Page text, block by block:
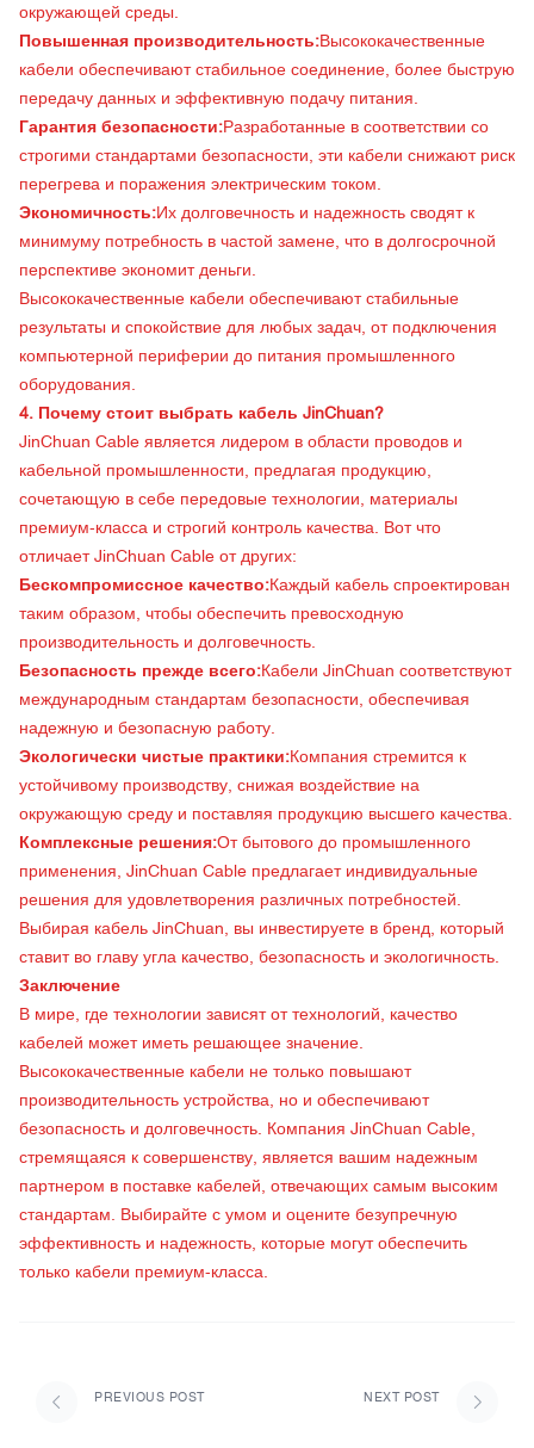
окружающей среды.
Повышенная производительность:Высококачественные
кабели обеспечивают стабильное соединение, более быструю
передачу данных и эффективную подачу питания.
Гарантия безопасности:Разработанные в соответствии со
строгими стандартами безопасности, эти кабели снижают риск
перегрева и поражения электрическим током.
Экономичность:Их долговечность и надежность сводят к
минимуму потребность в частой замене, что в долгосрочной
перспективе экономит деньги.
Высококачественные кабели обеспечивают стабильные
результаты и спокойствие для любых задач, от подключения
компьютерной периферии до питания промышленного
оборудования.
4. Почему стоит выбрать кабель JinChuan?
JinChuan Cable является лидером в области проводов и
кабельной промышленности, предлагая продукцию,
сочетающую в себе передовые технологии, материалы
премиум-класса и строгий контроль качества. Вот что
отличает JinChuan Cable от других:
Бескомпромиссное качество:Каждый кабель спроектирован
таким образом, чтобы обеспечить превосходную
производительность и долговечность.
Безопасность прежде всего:Кабели JinChuan соответствуют
международным стандартам безопасности, обеспечивая
надежную и безопасную работу.
Экологически чистые практики:Компания стремится к
устойчивому производству, снижая воздействие на
окружающую среду и поставляя продукцию высшего качества.
Комплексные решения:От бытового до промышленного
применения, JinChuan Cable предлагает индивидуальные
решения для удовлетворения различных потребностей.
Выбирая кабель JinChuan, вы инвестируете в бренд, который
ставит во главу угла качество, безопасность и экологичность.
Заключение
В мире, где технологии зависят от технологий, качество
кабелей может иметь решающее значение.
Высококачественные кабели не только повышают
производительность устройства, но и обеспечивают
безопасность и долговечность. Компания JinChuan Cable,
стремящаяся к совершенству, является вашим надежным
партнером в поставке кабелей, отвечающих самым высоким
стандартам. Выбирайте с умом и оцените безупречную
эффективность и надежность, которые могут обеспечить
только кабели премиум-класса.
PREVIOUS POST NEXT POST